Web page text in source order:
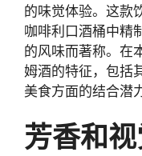
的味觉体验。这款
咖啡利口酒桶中精
的风味而著称。在
姆酒的特征，包括
美食方面的结合潜
芳香和